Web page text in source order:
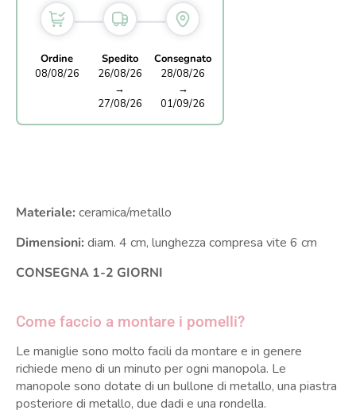
Ordine
08/08/26
Spedito
26/08/26
→
27/08/26
Consegnato
28/08/26
→
01/09/26
Materiale: ceramica/metallo
Dimensioni: diam. 4 cm, lunghezza compresa vite 6 cm
CONSEGNA 1-2 GIORNI
Come faccio a montare i pomelli?
Le maniglie sono molto facili da montare e in genere
richiede meno di un minuto per ogni manopola. Le
manopole sono dotate di un bullone di metallo, una piastra
posteriore di metallo, due dadi e una rondella.